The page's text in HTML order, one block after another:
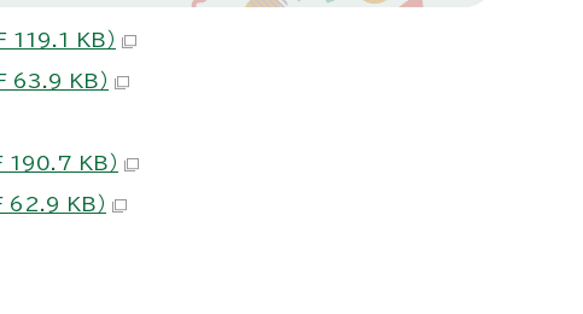
119.1 KB）
63.9 KB）
190.7 KB）
62.9 KB）